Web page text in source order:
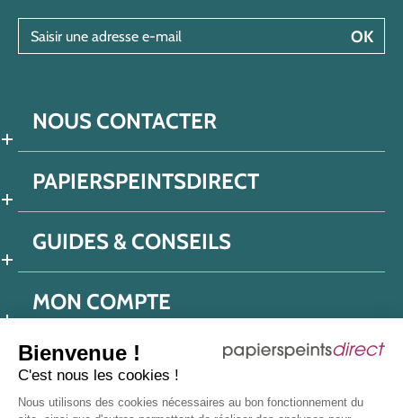
Bienvenue !
C'est nous les cookies !
Nous utilisons des cookies nécessaires au bon fonctionnement du
OK
NOUS CONTACTER
PAPIERSPEINTSDIRECT
GUIDES & CONSEILS
MON COMPTE